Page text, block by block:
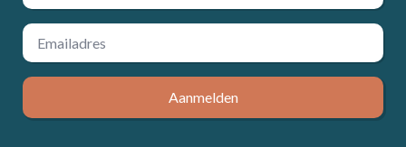
Email
Aanmelden